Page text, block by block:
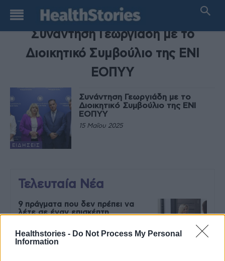
Healthstories - Do Not Process My Personal
Information
TAG
Συνάντηση Γεωργιάδη με το
Διοικητικό Συμβούλιο της ΕΝΙ
ΕΟΠΥΥ
ΕΙΔΉΣΕΙΣ
Συνάντηση Γεωργιάδη με το
Διοικητικό Συμβούλιο της ΕΝΙ
ΕΟΠΥΥ
15 Μαΐου 2025
Τελευταία Νέα
9 πράγματα που δεν πρέπει να
λέτε σε έναν επισκέπτη